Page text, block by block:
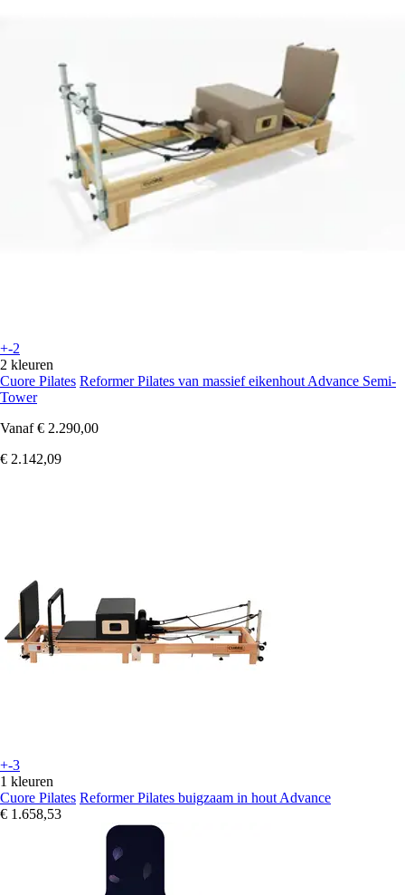
+-2
2 kleuren
Cuore Pilates Reformer Pilates van massief eikenhout Advance Semi-
Tower
Vanaf € 2.290,00
€ 2.142,09
+-3
1 kleuren
Cuore Pilates Reformer Pilates buigzaam in hout Advance
€ 1.658,53